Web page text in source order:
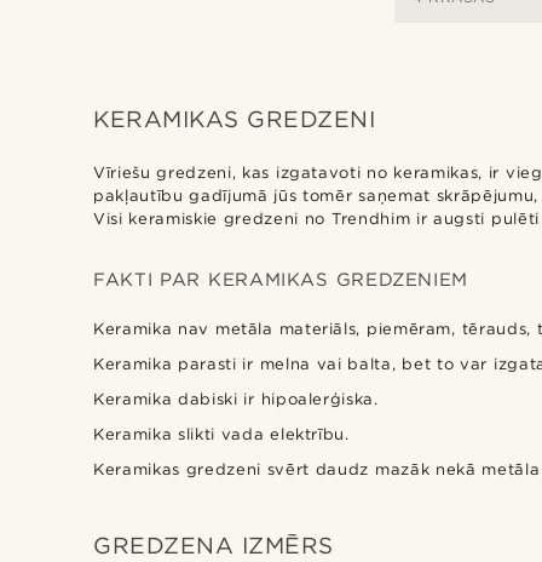
KERAMIKAS GREDZENI
Vīriešu gredzeni, kas izgatavoti no keramikas, ir
pakļautību gadījumā jūs tomēr saņemat
Visi keramiskie gredzeni no Trendhim ir augsti
FAKTI PAR KERAMIKAS GREDZENIEM
Keramika nav metāla materiāls, piemēram, tērauds,
Keramika parasti ir melna vai balta, bet to var
Keramika dabiski ir hipoalerģiska.
Keramika slikti vada elektrību.
Keramikas gredzeni svērt daudz mazāk nekā
GREDZENA IZMĒRS